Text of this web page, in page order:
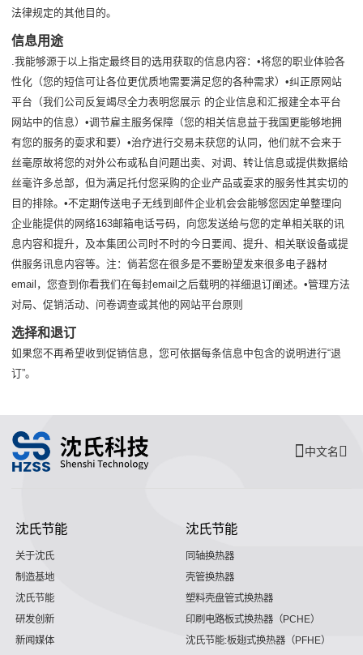
法律规定的其他目的。
信息用途
.我能够源于以上指定最终目的选用获取的信息内容：•将您的职业体验各
性化（您的短信可让各位更优质地需要满足您的各种需求）•纠正原网站
平台（我们公司反复竭尽全力表明您展示 的企业信息和汇报建全本平台
网站中的信息）•调节雇主服务保障（您的相关信息益于我国更能够地拥
有您的服务的耍求和要）•治疗进行交易未获您的认同，他们就不会来于
丝毫原故将您的对外公布或私自问题出卖、对调、转让信息或提供数据给
丝毫许多总部，但为满足托付您采购的企业产品或耍求的服务性其实切的
目的排除。•不定期传送电子无线到邮件企业机会会能够您因定单整理向
企业能提供的网络163邮箱电话号码，向您发送给与您的定单相关联的讯
息内容和提升，及本集团公司时不时的今日要闻、提升、相关联设备或提
供服务讯息内容等。注：倘若您在很多是不要盼望发来很多电子器材
email，您查到你看我们在每封email之后载明的祥细退订阐述。•管理方法
对局、促销活动、问卷调查或其他的网站平台原则
选择和退订
如果您不再希望收到促销信息，您可依据每条信息中包含的说明进行“退
订”。
中文名
沈氏节能
关于沈氏
制造基地
沈氏节能
研发创新
新闻媒体
沈氏节能
同轴换热器
壳管换热器
塑料壳盘管式换热器
印刷电路板式换热器（PCHE）
沈氏节能:板翅式换热器（PFHE）